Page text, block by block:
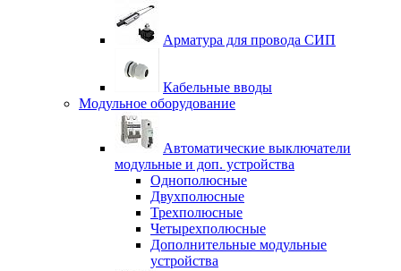
Арматура для провода СИП
Кабельные вводы
Модульное оборудование
Автоматические выключатели
модульные и доп. устройства
Однополюсные
Двухполюсные
Трехполюсные
Четырехполюсные
Дополнительные модульные
устройства